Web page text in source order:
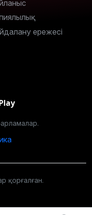
ережесі
қорғалған.